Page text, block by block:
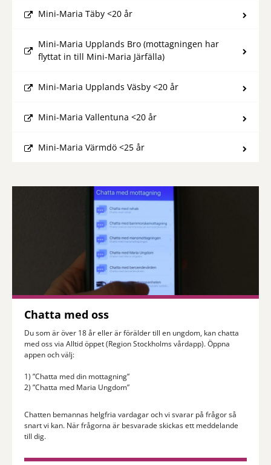
Mini-Maria Täby <20 år
Mini-Maria Upplands Bro (mottagningen har
flyttat in till Mini-Maria Järfälla)
Mini-Maria Upplands Väsby <20 år
Mini-Maria Vallentuna <20 år
Mini-Maria Värmdö <25 år
Chatta med oss
Du som är över 18 år eller är förälder till en ungdom, kan chatta
med oss via Alltid öppet (Region Stockholms vårdapp). Öppna
appen och välj:
1) ”Chatta med din mottagning”
2) ”Chatta med Maria Ungdom”
Chatten bemannas helgfria vardagar och vi svarar på frågor så
snart vi kan. När frågorna är besvarade skickas ett meddelande
till dig.